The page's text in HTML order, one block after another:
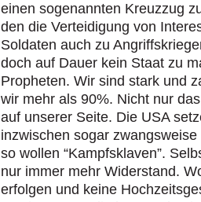
einen sogenannten Kreuzzug
den die Verteidigung von
Soldaten auch zu
doch auf Dauer kein Staat zu
Propheten. Wir sind stark und
wir mehr als 90%. Nicht nur
auf unserer Seite. Die USA
inzwischen sogar
so wollen “Kampfsklaven”.
nur immer mehr Widerstand.
erfolgen und keine